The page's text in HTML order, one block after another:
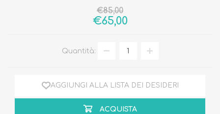
€85,00
€65,00
Quantità:
AGGIUNGI ALLA LISTA DEI DESIDERI
ACQUISTA